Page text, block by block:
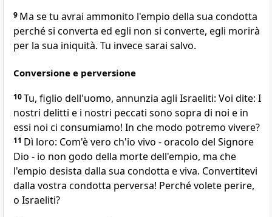
9 Ma se tu avrai ammonito l'empio della sua condotta
perché si converta ed egli non si converte, egli morirà
per la sua iniquità. Tu invece sarai salvo.
Conversione e perversione
10Tu, figlio dell'uomo, annunzia agli Israeliti: Voi dite: I
nostri delitti e i nostri peccati sono sopra di noi e in
essi noi ci consumiamo! In che modo potremo vivere?
11 Dì loro: Com'è vero ch'io vivo - oracolo del Signore
Dio - io non godo della morte dell'empio, ma che
l'empio desista dalla sua condotta e viva. Convertitevi
dalla vostra condotta perversa! Perché volete perire,
o Israeliti?